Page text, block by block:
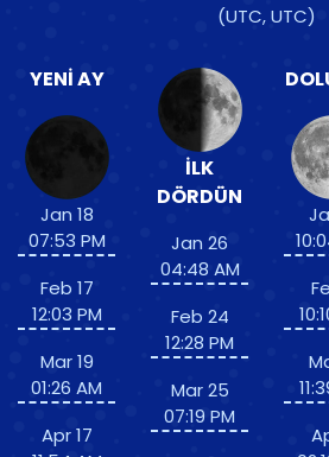
(UTC, UTC)
YENI AY
Jan 18
07:53 PM
Feb 17
12:03 PM
Mar 19
01:26 AM
Apr 17
İLK
DÖRDÜN
Jan 26
04:48 AM
Feb 24
12:28 PM
Mar 25
07:19 PM